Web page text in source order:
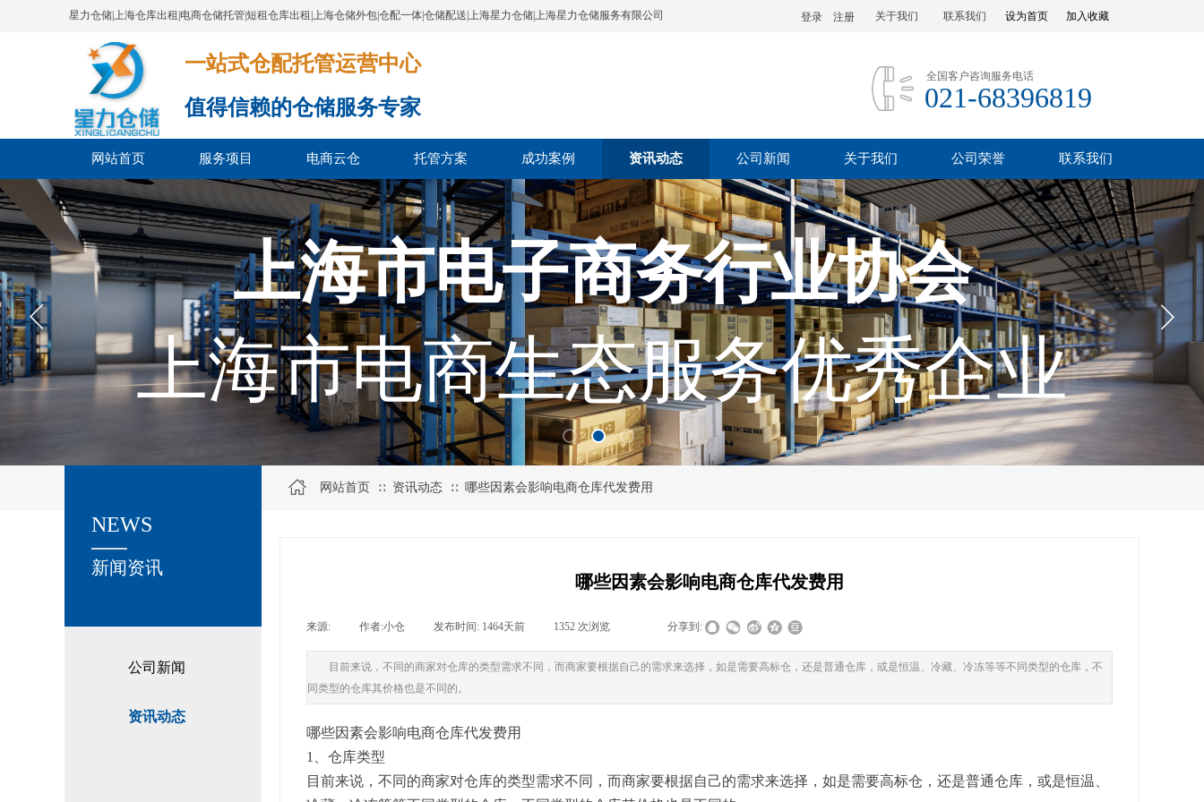
星力仓储|上海仓库出租|电商仓储托管|短租仓库出租|上海仓储外包|仓配一体|仓储配送|上海星力仓储|上海星力仓储服务有限公司 设为首页 加入收藏
登录 注册 联系我们
关于我们
一站式仓配托管运营中心​​​​​​​​​​​​​​​​​
值得信赖的仓储服务专家
全国客户咨询服务电话
021-68396819
网站首页 服务项目 电商云仓 托管方案 成功案例 资讯动态 公司新闻 关于我们 公司荣誉 联系我们
上海市电子商务行业协会
上海市电商生态服务优秀企业
公司新闻
资讯动态
关于我们
新闻资讯
NEWS
网站首页 ∷ 资讯动态 ∷ 哪些因素会影响电商仓库代发费用
哪些因素会影响电商仓库代发费用
来源: 作者:小仓 发布时间: 1464天前 1352 次浏览 分享到:
目前来说，不同的商家对仓库的类型需求不同，而商家要根据自己的需求来选择，如是需要高标仓，还是普通仓库，或是恒温、冷藏、冷冻等等不同类型的仓库，不
同类型的仓库其价格也是不同的。
哪些因素会影响电商仓库代发费用
1、仓库类型
目前来说，不同的商家对仓库的类型需求不同，而商家要根据自己的需求来选择，如是需要高标仓，还是普通仓库，或是恒温、